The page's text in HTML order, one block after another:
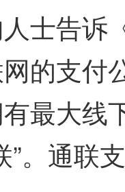
告诉
的支付
最大线
”。通联